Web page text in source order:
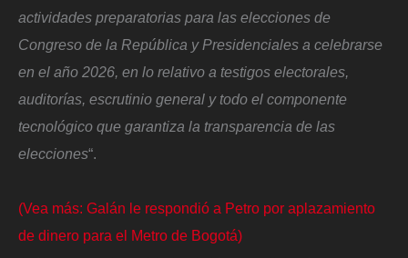
actividades preparatorias para las elecciones de
Congreso de la República y Presidenciales a celebrarse
en el año 2026, en lo relativo a testigos electorales,
auditorías, escrutinio general y todo el componente
tecnológico que garantiza la transparencia de las
elecciones“.
(Vea más: Galán le respondió a Petro por aplazamiento
de dinero para el Metro de Bogotá)